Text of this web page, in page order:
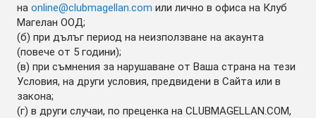
на online@clubmagellan.com или лично в офиса на Клуб
Магелан ООД;
(б) при дълъг период на неизползване на акаунта
(повече от 5 години);
(в) при съмнения за нарушаване от Ваша страна на тези
Условия, на други условия, предвидени в Сайта или в
закона;
(г) в други случаи, по преценка на CLUBMAGELLAN.COM,